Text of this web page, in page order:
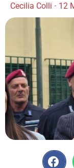
Cecilia Colli 12